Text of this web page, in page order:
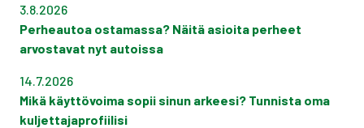
3.8.2026
Perheautoa ostamassa? Näitä asioita perheet
arvostavat nyt autoissa
14.7.2026
Mikä käyttövoima sopii sinun arkeesi? Tunnista oma
kuljettajaprofiilisi